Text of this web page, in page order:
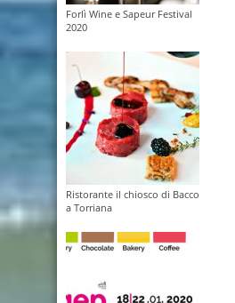
Forlì Wine e Sapeur Festival
2020
Ristorante il chiosco di Bacco
a Torriana